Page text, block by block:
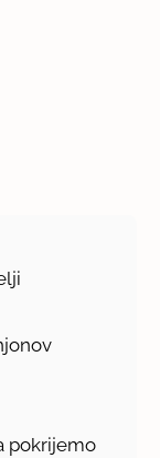
pokrijemo